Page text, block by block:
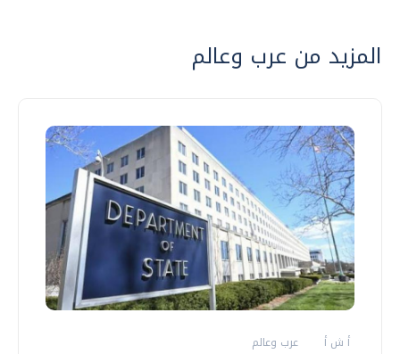
المزيد من عرب وعالم
أ ش أ
عرب وعالم